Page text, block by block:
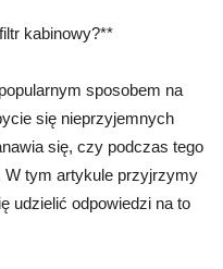
kabinowy?**
sposobem na
się nieprzyjemnych
się, czy podczas tego
W tym artykule przyjrzymy
udzielić odpowiedzi na to